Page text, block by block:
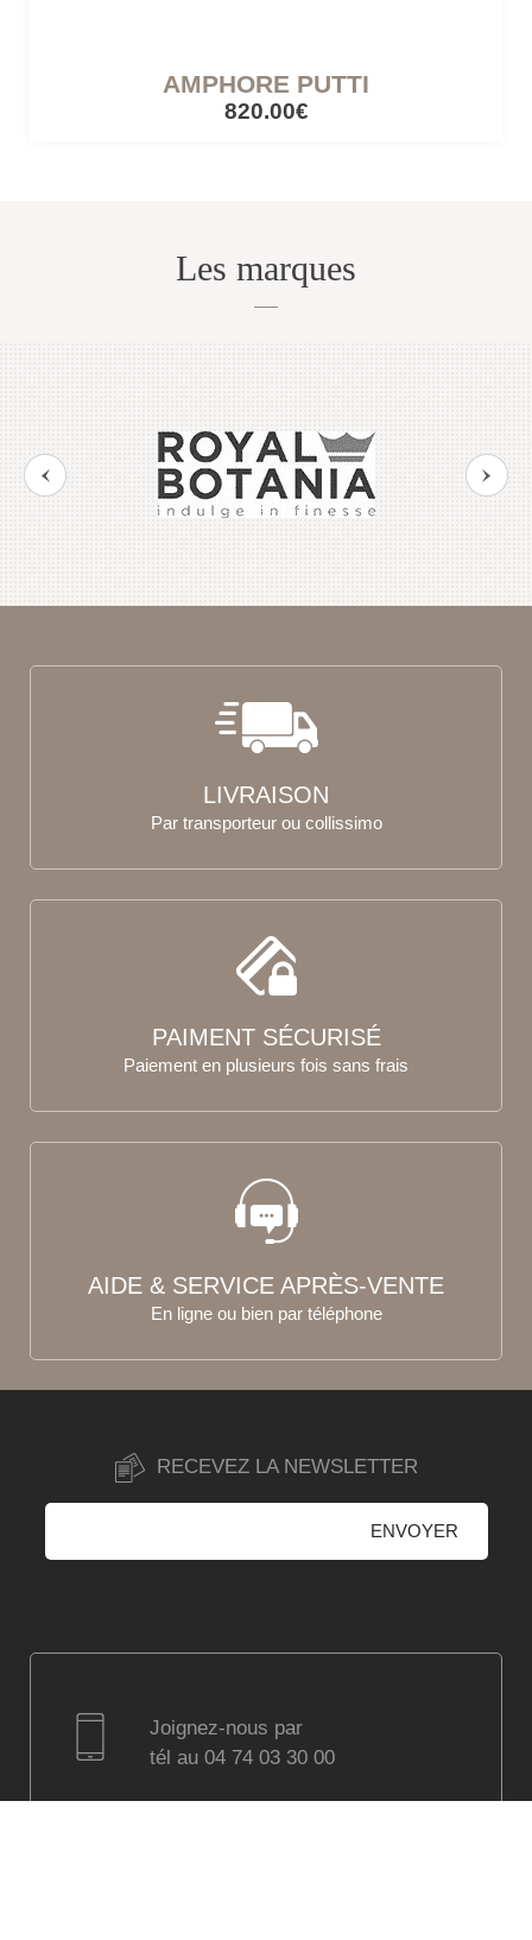
AMPHORE PUTTI
820.00€
Les marques
LIVRAISON
Par transporteur ou collissimo
PAIMENT SÉCURISÉ
Paiement en plusieurs fois sans frais
AIDE & SERVICE APRÈS-VENTE
En ligne ou bien par téléphone
RECEVEZ LA NEWSLETTER
Joignez-nous par
tél au 04 74 03 30 00